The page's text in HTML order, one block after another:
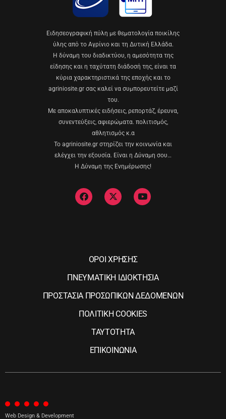
Eιδησεογραφική πύλη με θεματολογία ποικίλης
ύλης από το Αγρίνιο και τη Δυτική Ελλάδα.
Η δύναμη του διαδικτύου, η αμεσότητα της
είδησης και η ταχύτατη διάδοσή της, είναι τα
κύρια χαρακτηριστικά της εποχής και το
agriniosite.gr σας καλεί να συμπορευτείτε μαζί
του.
Με αποκαλυπτικές ειδήσεις, ρεπορτάζ, έρευνα,
συνεντεύξεις, αφιερώματα. πολιτισμός,
αθλητισμός κ.α
Το agriniosite.gr στηρίζει την κοινωνία και
ελέγχει την εξουσία. Είναι η Δύναμη σου…
Η Δύναμη της Ενημέρωσης!
ΟΡΟΙ ΧΡΗΣΗΣ
ΠΝΕΥΜΑΤΙΚΗ ΙΔΙΟΚΤΗΣΙΑ
ΠΡΟΣΤΑΣΙΑ ΠΡΟΣΩΠΙΚΩΝ ΔΕΔΟΜΕΝΩΝ
ΠΟΛΙΤΙΚΗ COOKIES
ΤΑΥΤΟΤΗΤΑ
ΕΠΙΚΟΙΝΩΝΙΑ
Web Design & Development